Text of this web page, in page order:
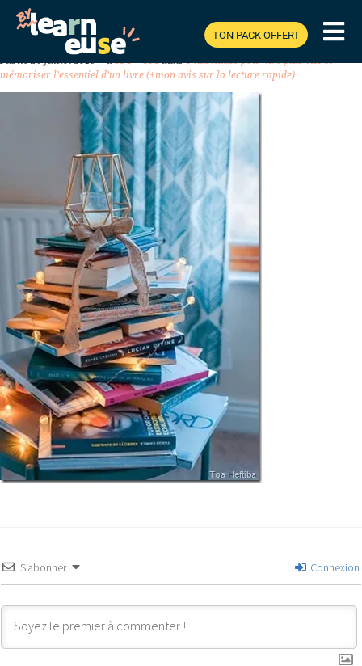
TON PACK OFFERT
Next
Publié26 juillet 2019 à324 × 484dans8 habitudes pour lire plus vite et
mémoriser l’essentiel d’un livre (+mon avis sur la lecture rapide)
S’abonner Connexion